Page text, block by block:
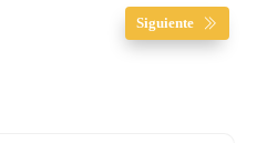
Siguiente